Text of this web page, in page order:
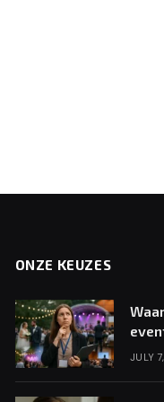
ONZE KEUZES
JULY